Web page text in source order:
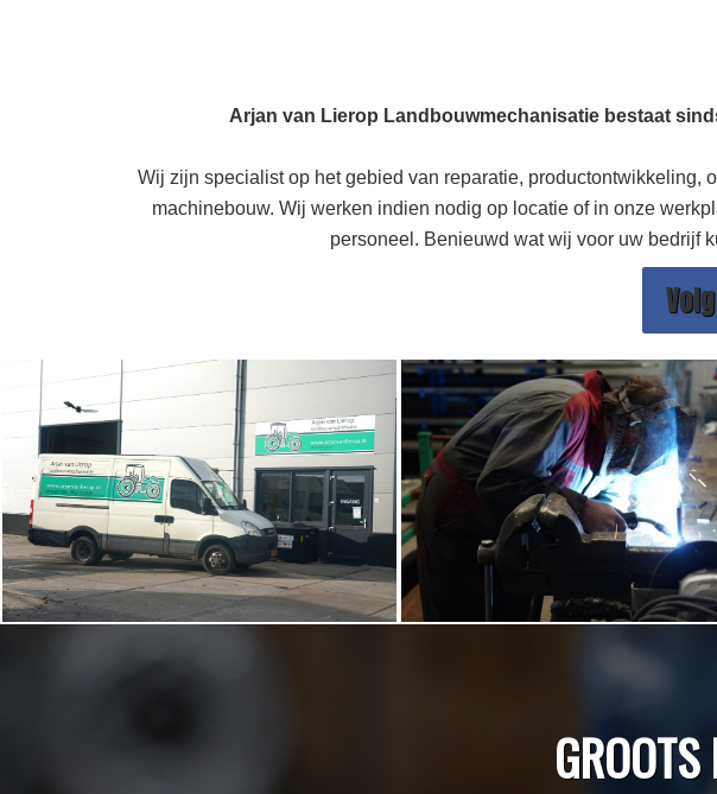
Arjan van Lierop Landbouwmechanisatie bestaat
Wij zijn specialist op het gebied van reparatie, productontwikkeling,
machinebouw. Wij werken indien nodig op locatie of in onze
personeel. Benieuwd wat wij voor uw bedrijf